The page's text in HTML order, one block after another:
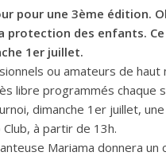
pour une 3ème édition.
protection des enfants.
1er juillet.
ou amateurs de
libre programmés chaque
dimanche 1er juillet,
à partir de 13h.
Mariama donnera